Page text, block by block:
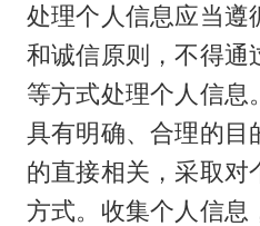
处理个人信息应当遵
和诚信原则，不得通
等方式处理个人信息
具有明确、合理的目
的直接相关，采取对
方式。收集个人信息